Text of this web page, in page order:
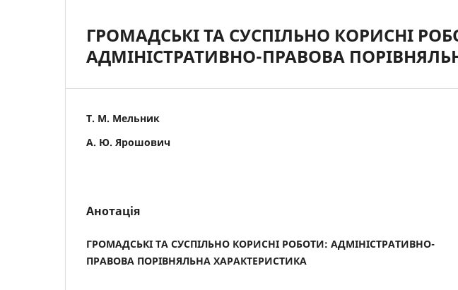
ГРОМАДСЬКІ ТА СУСПІЛЬНО КОРИСНІ
АДМІНІСТРАТИВНО-ПРАВОВА
Т. М. Мельник
А. Ю. Ярошович
Анотація
ГРОМАДСЬКІ ТА СУСПІЛЬНО КОРИСНІ РОБОТИ: АДМІНІСТРАТИВНО-
ПРАВОВА ПОРІВНЯЛЬНА ХАРАКТЕРИСТИКА